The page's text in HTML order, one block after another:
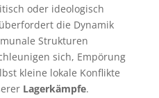
oder ideologisch
die Dynamik
Strukturen
sich, Empörung
kleine lokale Konflikte
Lagerkämpfe.